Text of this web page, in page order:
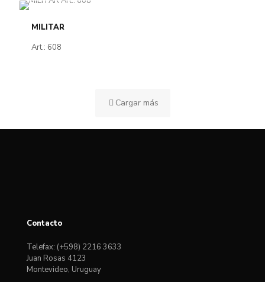
MILITAR
Art.: 608
Cargar más
Contacto
Telefax: (+598) 2216 3633
Juan Rosas 4123
Montevideo, Uruguay